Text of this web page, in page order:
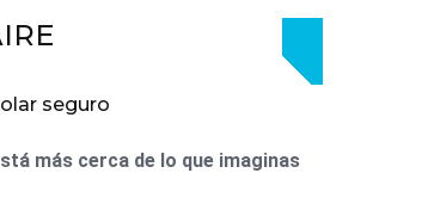
seguro
más cerca de lo que imaginas